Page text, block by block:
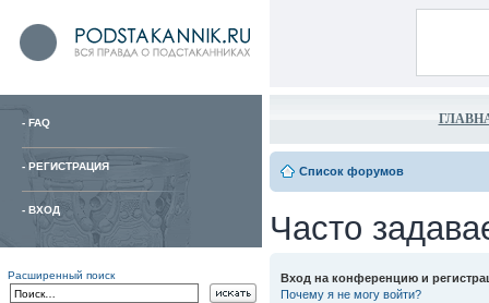
- FAQ
- РЕГИСТРАЦИЯ
- ВХОД
Расширенный поиск
Список форумов
Часто
Вход на конференцию и
Почему я не могу войти?